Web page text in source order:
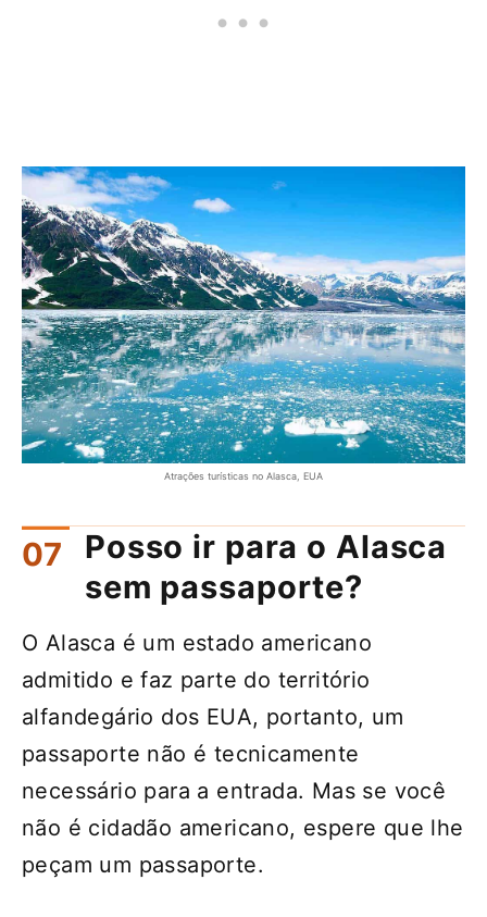
Atrações turísticas no Alasca, EUA
Posso ir para o Alasca
sem passaporte?
O Alasca é um estado americano
admitido e faz parte do território
alfandegário dos EUA, portanto, um
passaporte não é tecnicamente
necessário para a entrada. Mas se você
não é cidadão americano, espere que lhe
peçam um passaporte.